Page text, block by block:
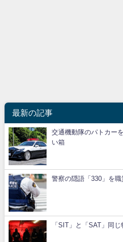
最新の記事
交通機動隊のパトカー
い箱
警察の隠語「330」を
「SIT」と「SAT」同